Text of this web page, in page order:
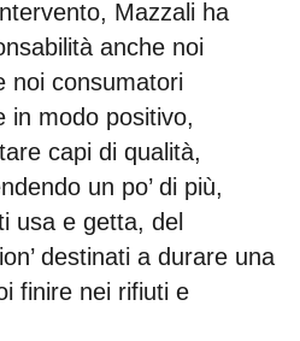
Mazzali ha
anche noi
noi consumatori
in modo positivo,
capi di qualità,
un po’ di più,
usa e getta, del
destinati a durare una
finire nei rifiuti e